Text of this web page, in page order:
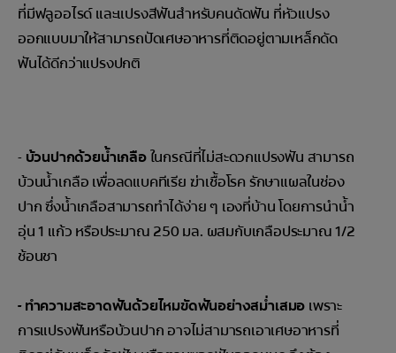
ที่มีฟลูออไรด์ และแปรงสีฟันสำหรับคนดัดฟัน ที่หัวแปรง
ออกแบบมาให้สามารถปัดเศษอาหารที่ติดอยู่ตามเหล็กดัด
ฟันได้ดีกว่าแปรงปกติ
- บ้วนปากด้วยน้ำเกลือในกรณีที่ไม่สะดวกแปรงฟัน สามารถ
บ้วนน้ำเกลือ เพื่อลดแบคทีเรีย ฆ่าเชื้อโรค รักษาแผลในช่อง
ปาก ซึ่งน้ำเกลือสามารถทำได้ง่าย ๆ เองที่บ้าน โดยการนำน้ำ
อุ่น 1 แก้ว หรือประมาณ 250 มล. ผสมกับเกลือประมาณ 1/2
ช้อนชา
- ทำความสะอาดฟันด้วยไหมขัดฟันอย่างสม่ำเสมอ เพราะ
การแปรงฟันหรือบ้วนปาก อาจไม่สามารถเอาเศษอาหารที่